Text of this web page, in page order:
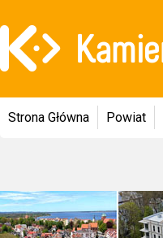
Strona Główna Powiat